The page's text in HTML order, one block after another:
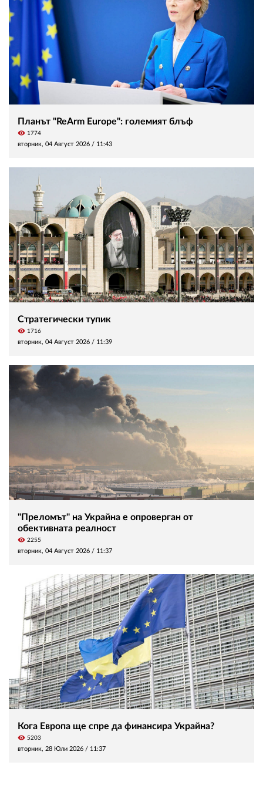
Планът "ReArm Europe": големият блъф
visibility 1774
вторник, 04 Август 2026 / 11:43
Стратегически тупик
visibility 1716
вторник, 04 Август 2026 / 11:39
"Преломът" на Украйна е опроверган от
обективната реалност
visibility 2255
вторник, 04 Август 2026 / 11:37
Кога Европа ще спре да финансира Украйна?
visibility 5203
вторник, 28 Юли 2026 / 11:37